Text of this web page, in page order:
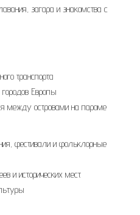
загара и знакомства с
транспорта
Европы
между островами на пароме
фестивали и фольклорные
и исторических мест